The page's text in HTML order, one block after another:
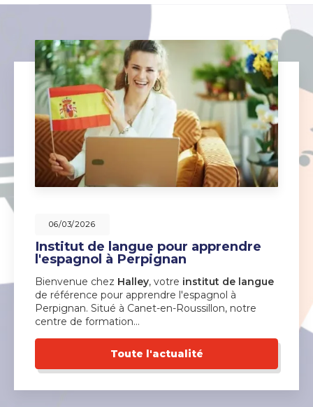
06/03/2026
Institut de langue pour apprendre
l'espagnol à Perpignan
Bienvenue chez Halley, votre institut de langue
de référence pour apprendre l'espagnol à
Perpignan. Situé à Canet-en-Roussillon, notre
centre de formation…
Toute l'actualité